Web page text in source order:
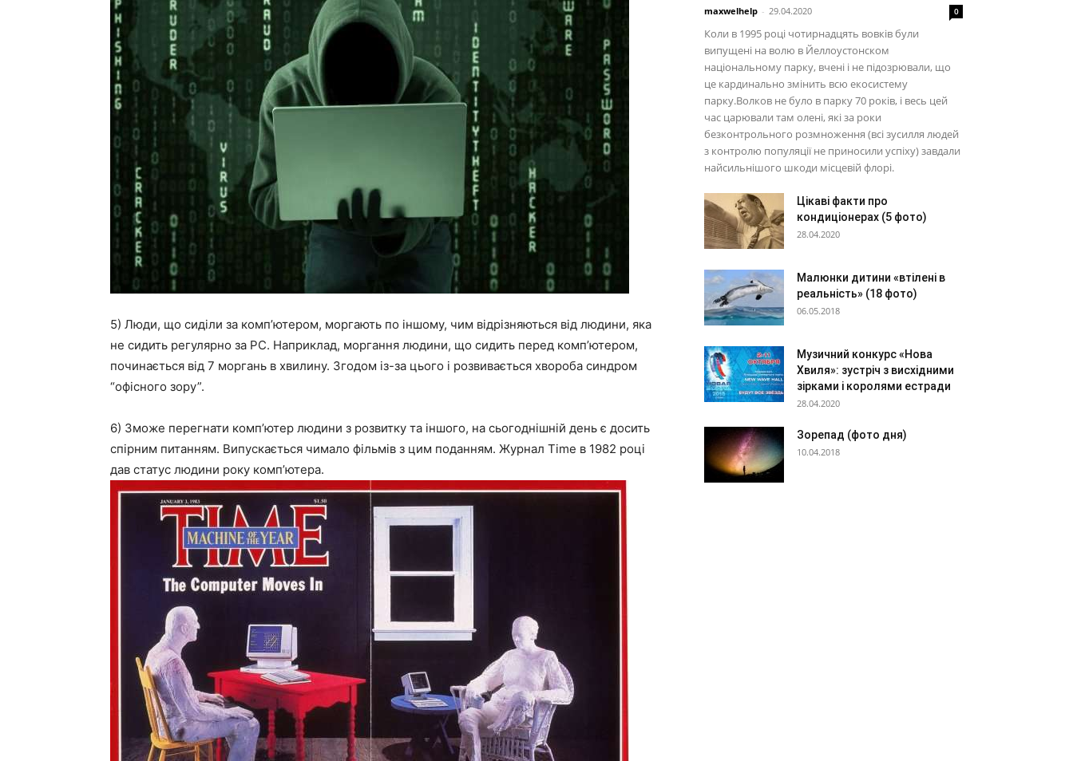
5) Люди, що сиділи за комп’ютером, моргають по іншому, чим відрізняються від людини, яка
не сидить регулярно за PC. Наприклад, моргання людини, що сидить перед комп’ютером,
починається від 7 моргань в хвилину. Згодом із-за цього і розвивається хвороба синдром
“офісного зору”.
6) Зможе перегнати комп’ютер людини з розвитку та іншого, на сьогоднішній день є досить
спірним питанням. Випускається чимало фільмів з цим поданням. Журнал Time в 1982 році
дав статус людини року комп’ютера.
maxwelhelp - 29.04.2020 0
Коли в 1995 році чотирнадцять вовків були
випущені на волю в Йеллоустонском
національному парку, вчені і не підозрювали, що
це кардинально змінить всю екосистему
парку.Волков не було в парку 70 років, і весь цей
час царювали там олені, які за роки
безконтрольного розмноження (всі зусилля людей
з контролю популяції не приносили успіху) завдали
найсильнішого шкоди місцевій флорі.
Цікаві факти про
кондиціонерах (5 фото)
28.04.2020
Малюнки дитини «втілені в
реальність» (18 фото)
06.05.2018
Музичний конкурс «Нова
Хвиля»: зустріч з висхідними
зірками і королями естради
28.04.2020
Зорепад (фото дня)
10.04.2018